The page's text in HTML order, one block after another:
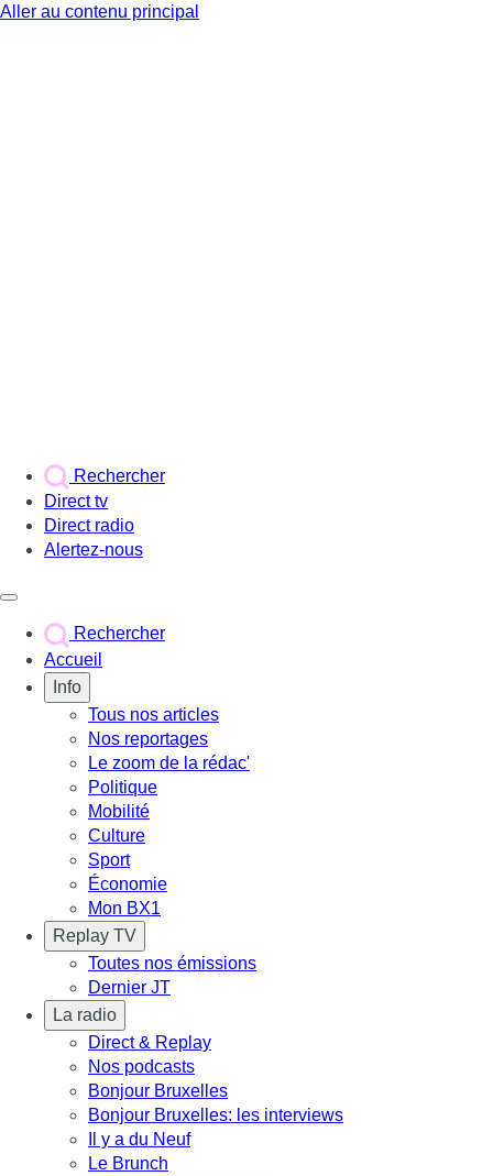
Aller au contenu principal
Rechercher
Direct tv
Direct radio
Alertez-nous
Rechercher
Accueil
Info
Tous nos articles
Nos reportages
Le zoom de la rédac'
Politique
Mobilité
Culture
Sport
Économie
Mon BX1
Replay TV
Toutes nos émissions
Dernier JT
La radio
Direct & Replay
Nos podcasts
Bonjour Bruxelles
Bonjour Bruxelles: les interviews
Il y a du Neuf
Le Brunch